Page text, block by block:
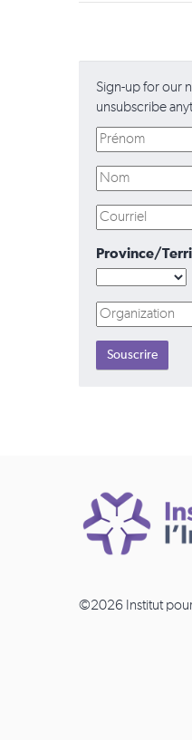
Sign-up for our
unsubscribe
Province/
©2026 Institut pour